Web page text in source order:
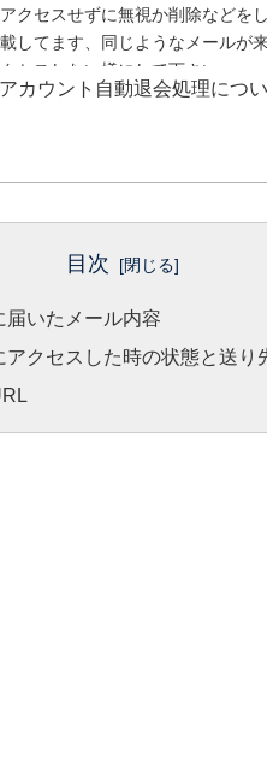
クセスせずに無視か削除などを
してます、同じようなメールが
セスしない様にして下さい。
目次
届いたメール内容
アクセスした時の状態と送り